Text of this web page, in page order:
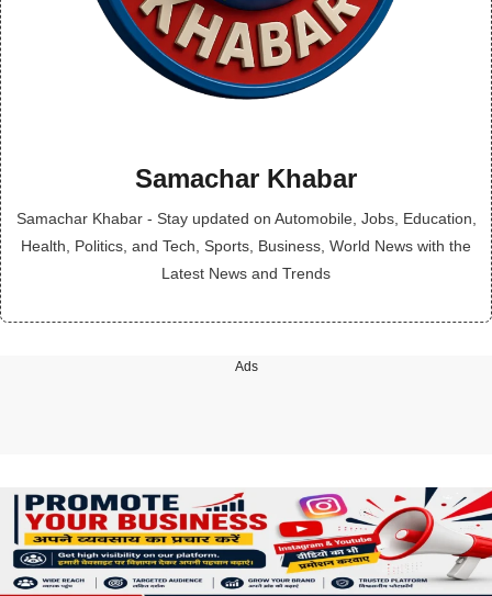
Samachar Khabar
Samachar Khabar - Stay updated on Automobile, Jobs, Education,
Health, Politics, and Tech, Sports, Business, World News with the
Latest News and Trends
Ads